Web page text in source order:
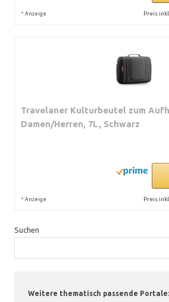
* Anzeige Preis
Travelaner Kulturbeutel zum
Damen/Herren, 7L, Schwarz
* Anzeige Preis
Suchen
Weitere thematisch passende Portale: